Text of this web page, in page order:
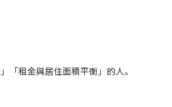
「租金與居住面積平衡」的人。